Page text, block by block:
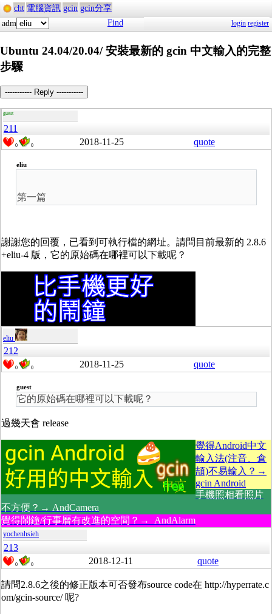
cht 電腦資訊 gcin gcin分享
adm
Find login register
Ubuntu 24.04/20.04/ 安裝最新的 gcin 中文輸入的完整
步驟
----------- Reply -----------
guest
211
0 0 2018-11-25 quote
eliu
第一篇
謝謝您的回覆，已看到可執行檔的網址。請問目前最新的 2.8.6
+eliu-4 版，它的原始碼在哪裡可以下載呢？
eliu
212
0 0 2018-11-25 quote
guest
它的原始碼在哪裡可以下載呢？
過幾天會 release
覺得Android中文
輸入法(注音、倉
頡)不易輸入？→
gcin Android
手機照相看照片
不方便？→ AndCamera
覺得鬧鐘/行事曆有改進的空間？→ AndAlarm
yochenhsieh
213
0 0 2018-12-11 quote
請問2.8.6之後的修正版本可否發布source code在 http://hyperrate.c
om/gcin-source/ 呢?